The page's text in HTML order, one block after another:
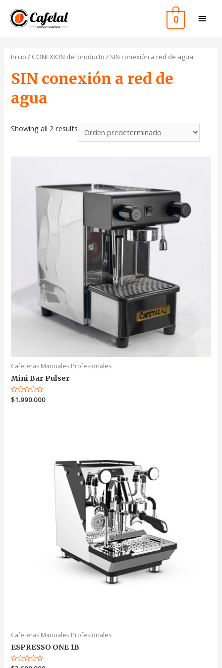
0
Inicio / CONEXION del producto / SIN conexión a red de agua
SIN conexión a red de
agua
Showing all 2 results
Cafeteras Manuales Profesionales
Mini Bar Pulser
Valorado
en
$1.990.000
Cafeteras Manuales Profesionales
ESPRESSO ONE 1B